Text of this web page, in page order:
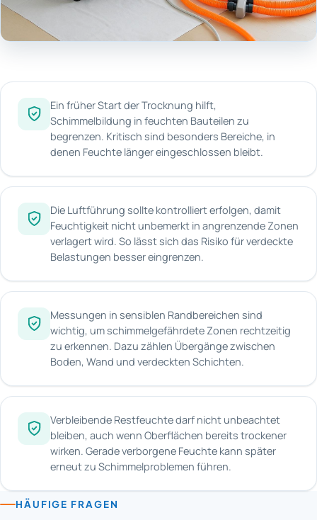
Ein früher Start der Trocknung hilft,
Schimmelbildung in feuchten Bauteilen zu
begrenzen. Kritisch sind besonders Bereiche, in
denen Feuchte länger eingeschlossen bleibt.
Die Luftführung sollte kontrolliert erfolgen, damit
Feuchtigkeit nicht unbemerkt in angrenzende Zonen
verlagert wird. So lässt sich das Risiko für verdeckte
Belastungen besser eingrenzen.
Messungen in sensiblen Randbereichen sind
wichtig, um schimmelgefährdete Zonen rechtzeitig
zu erkennen. Dazu zählen Übergänge zwischen
Boden, Wand und verdeckten Schichten.
Verbleibende Restfeuchte darf nicht unbeachtet
bleiben, auch wenn Oberflächen bereits trockener
wirken. Gerade verborgene Feuchte kann später
erneut zu Schimmelproblemen führen.
HÄUFIGE FRAGEN